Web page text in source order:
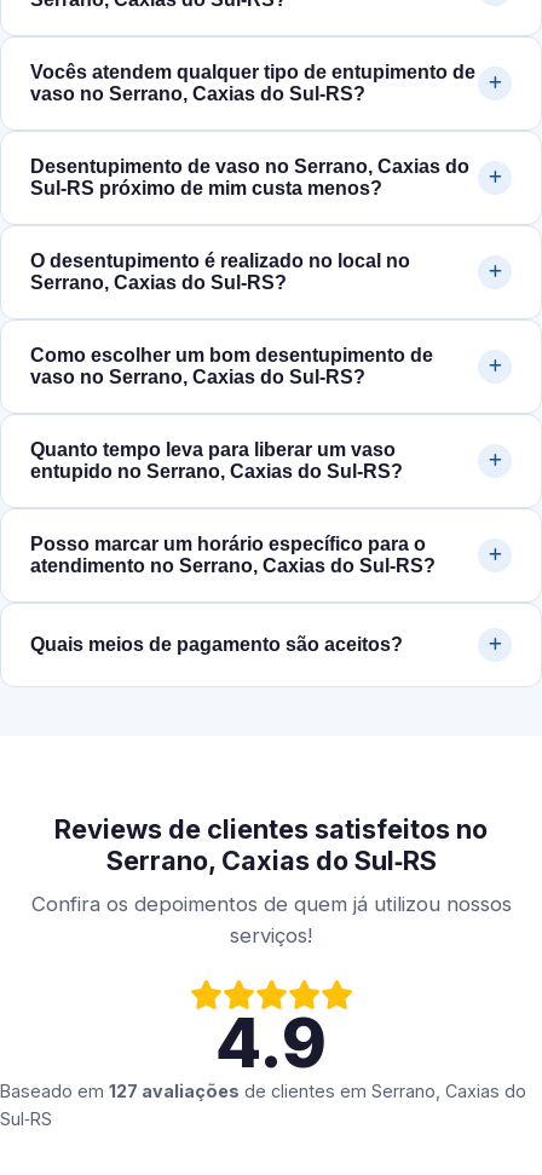
Vocês atendem qualquer tipo de entupimento de
vaso no Serrano, Caxias do Sul‑RS?
Desentupimento de vaso no Serrano, Caxias do
Sul‑RS próximo de mim custa menos?
O desentupimento é realizado no local no
Serrano, Caxias do Sul‑RS?
Como escolher um bom desentupimento de
vaso no Serrano, Caxias do Sul‑RS?
Quanto tempo leva para liberar um vaso
entupido no Serrano, Caxias do Sul‑RS?
Posso marcar um horário específico para o
atendimento no Serrano, Caxias do Sul‑RS?
Quais meios de pagamento são aceitos?
Reviews de clientes satisfeitos no
Serrano, Caxias do Sul‑RS
Confira os depoimentos de quem já utilizou nossos
serviços!
4.9
Baseado em 127 avaliações de clientes em Serrano, Caxias do
Sul‑RS